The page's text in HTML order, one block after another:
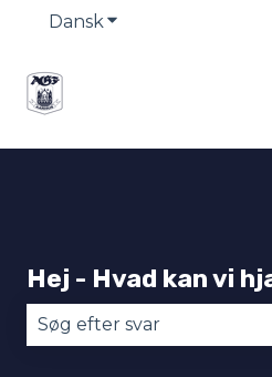
DanskVis undermenu
Hej - Hvad kan vi